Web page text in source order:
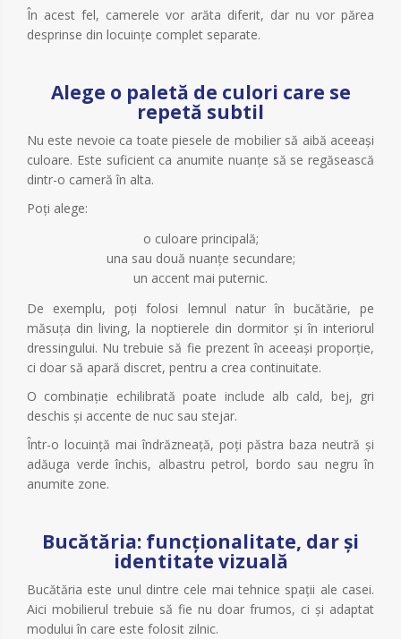
În acest fel, camerele vor arăta diferit, dar nu vor părea
desprinse din locuințe complet separate.
Alege o paletă de culori care se
repetă subtil
Nu este nevoie ca toate piesele de mobilier să aibă aceeași
culoare. Este suficient ca anumite nuanțe să se regăsească
dintr-o cameră în alta.
Poți alege:
o culoare principală;
una sau două nuanțe secundare;
un accent mai puternic.
De exemplu, poți folosi lemnul natur în bucătărie, pe
măsuța din living, la noptierele din dormitor și în interiorul
dressingului. Nu trebuie să fie prezent în aceeași proporție,
ci doar să apară discret, pentru a crea continuitate.
O combinație echilibrată poate include alb cald, bej, gri
deschis și accente de nuc sau stejar.
Într-o locuință mai îndrăzneață, poți păstra baza neutră și
adăuga verde închis, albastru petrol, bordo sau negru în
anumite zone.
Bucătăria: funcționalitate, dar și
identitate vizuală
Bucătăria este unul dintre cele mai tehnice spații ale casei.
Aici mobilierul trebuie să fie nu doar frumos, ci și adaptat
modului în care este folosit zilnic.